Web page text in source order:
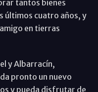
tantos bienes
últimos cuatro años, y
en tierras
y Albarracín,
pronto un nuevo
y pueda disfrutar de